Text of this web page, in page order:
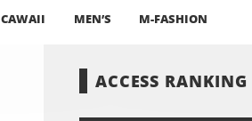
CAWAII MEN’S M-FASHION
ACCESS RANKING